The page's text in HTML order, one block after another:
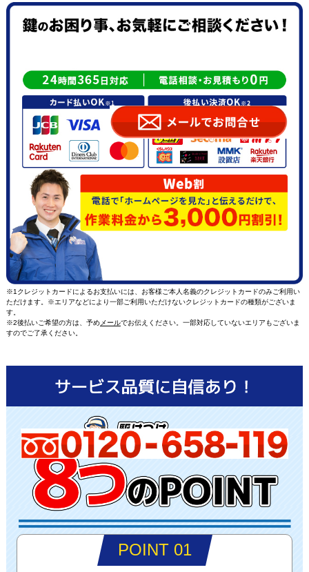
※1クレジットカードによるお支払いには、お客様ご本人名義のクレジットカードのみご利用い
ただけます。※エリアなどにより一部ご利用いただけないクレジットカードの種類がございま
す。
※2後払いご希望の方は、予めメールでお伝えください。一部対応していないエリアもございま
すのでご了承ください。
POINT 01